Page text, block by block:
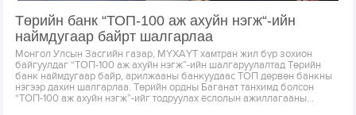
Төрийн банк “ТОП-100 аж ахуйн нэгж“-ийн
наймдугаар байрт шалгарлаа
Монгол Улсын Засгийн газар, МҮХАҮТ хамтран жил бүр зохион
байгуулдаг “ТОП-100 аж ахуйн нэгж”-ийн шалгаруулалтад Төрийн
банк наймдугаар байр, арилжааны банкуудаас ТОП дөрвөн банкны
нэгээр дахин шалгарлаа. Төрийн ордны Баганат танхимд болсон
“ТОП-100 аж ахуйн нэгж”-ийг тодруулах ёслолын ажиллагааны...